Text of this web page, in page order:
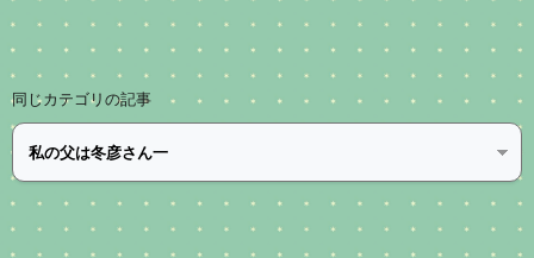
同じカテゴリの記事